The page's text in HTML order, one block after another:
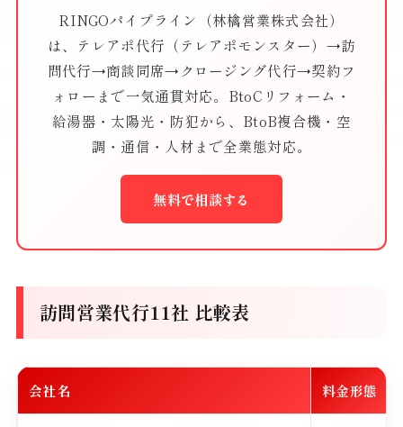
RINGOパイプライン（林檎営業株式会社）
は、テレアポ代行（テレアポモンスター）→訪
問代行→商談同席→クロージング代行→契約フ
ォローまで一気通貫対応。BtoCリフォーム・
給湯器・太陽光・防犯から、BtoB複合機・空
調・通信・人材まで全業態対応。
無料で相談する
訪問営業代行11社 比較表
会社名 料金形態